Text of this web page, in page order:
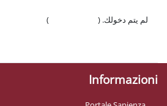
لم يتم دخولك. (
)
Informazioni